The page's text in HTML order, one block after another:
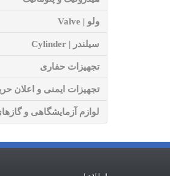
ولو | Valve
سیلندر | Cylinder
تجهیزات حفاری
تجهیزات ایمنی و اعلان
لوازم آزمایشگاهی و